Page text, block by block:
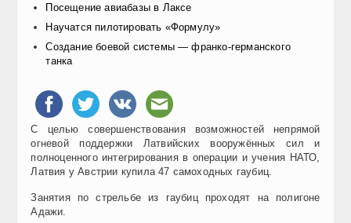
Посещение авиабазы в Лаксе
Научатся пилотировать «Формулу»
Создание боевой системы — франко-германского
танка
С целью совершенствования возможностей непрямой
огневой поддержки Латвийских вооружённых сил и
полноценного интегрирования в операции и учения НАТО,
Латвия у Австрии купила 47 самоходных гаубиц.
Занятия по стрельбе из гаубиц проходят на полигоне
Адажи.